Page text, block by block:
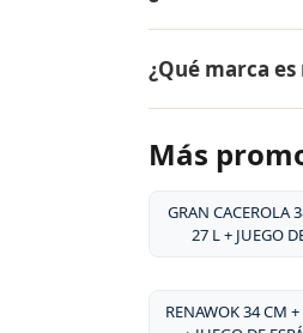
y es
liberan
grasa,
¿Qué marca
desde 1941, su
patentado, y
la durabilidad
Más
GRAN CACEROLA
27 L + JUEGO
RENAWOK 34 CM